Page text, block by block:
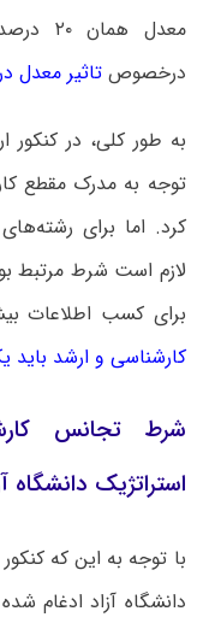
معدل
درخصوصتاثیر معدل
به طور کلی، در کنکور
توجه به مدرک مقطع
کرد. اما برای
لازم است شرط مرتبط
برای کسب اطلاعات
کارشناسی و ارشد باید
شرط تجانس
استراتژیک دانشگاه
با توجه به این که
دانشگاه آزاد ادغام